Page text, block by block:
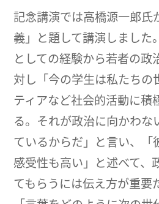
記念講演では高橋源一郎氏
義」と題して講演しました
としての経験から若者の政
対し「今の学生は私たちの
ティアなど社会的活動に積
る。それが政治に向かわな
ているからだ」と言い、「
感受性も高い」と述べて、
てもらうには伝え方が重要